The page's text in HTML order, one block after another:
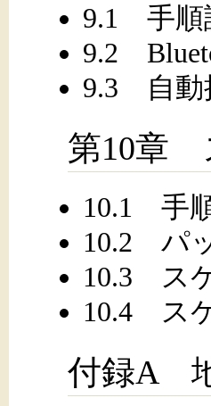
9.1 手順
9.2
9.3 自動
第10章
10.1 手
10.2 パ
10.3 ス
10.4 ス
付録A